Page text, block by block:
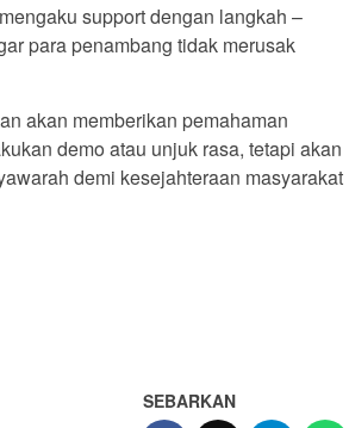
support dengan langkah –
para penambang tidak merusak
akan memberikan pemahaman
demo atau unjuk rasa, tetapi akan
demi kesejahteraan masyarakat
SEBARKAN